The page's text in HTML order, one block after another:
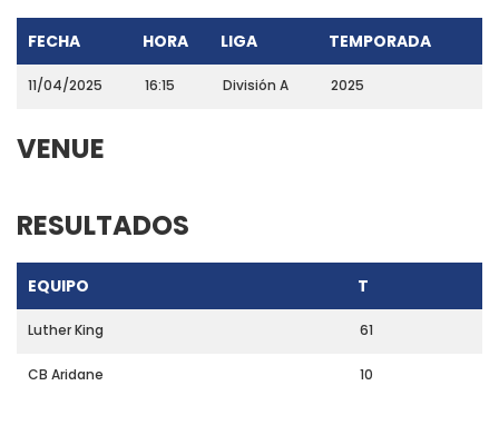
FECHA HORA LIGA TEMPORADA
11/04/2025 16:15 División A 2025
VENUE
RESULTADOS
EQUIPO T
Luther King 61
CB Aridane 10